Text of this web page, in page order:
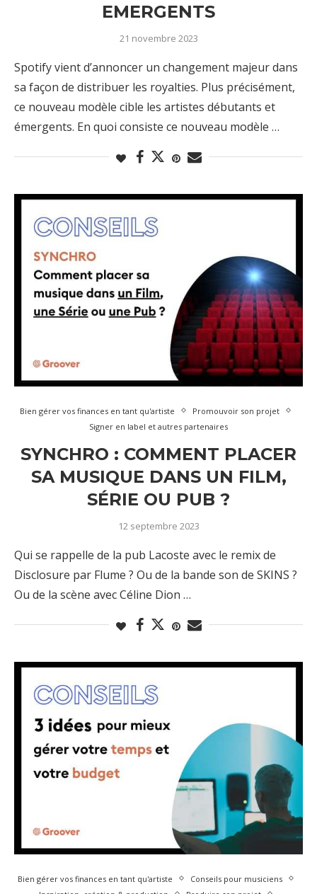
EMERGENTS
21 novembre 2023
Spotify vient d’annoncer un changement majeur dans
sa façon de distribuer les royalties. Plus précisément,
ce nouveau modèle cible les artistes débutants et
émergents. En quoi consiste ce nouveau modèle …
Bien gérer vos finances en tant qu'artiste
Promouvoir son projet
Signer en label et autres partenaires
SYNCHRO : COMMENT PLACER
SA MUSIQUE DANS UN FILM,
SÉRIE OU PUB ?
12 septembre 2023
Qui se rappelle de la pub Lacoste avec le remix de
Disclosure par Flume ? Ou de la bande son de SKINS ?
Ou de la scène avec Céline Dion …
Bien gérer vos finances en tant qu'artiste
Conseils pour musiciens